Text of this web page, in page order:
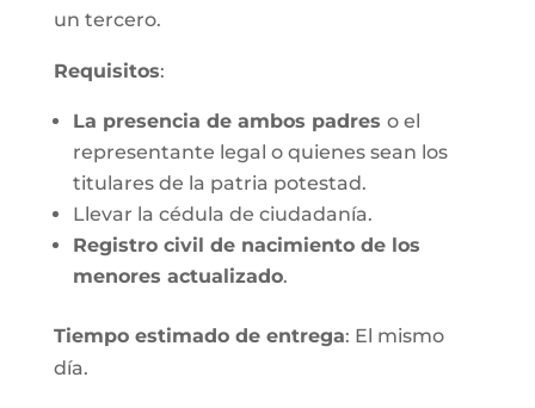
un tercero.
Requisitos:
La presencia de ambos padres o el
representante legal o quienes sean los
titulares de la patria potestad.
Llevar la cédula de ciudadanía.
Registro civil de nacimiento de los
menores actualizado.
Tiempo estimado de entrega: El mismo
día.